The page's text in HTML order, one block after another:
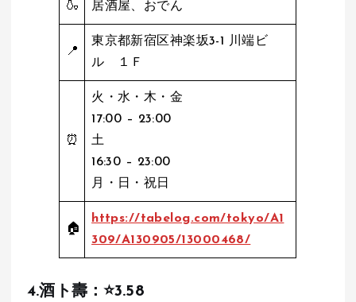
🍶 居酒屋、おでん
📍
東京都新宿区神楽坂3-1 川端ビ
ル １Ｆ
⏰
火・水・木・金
17:00 – 23:00
土
16:30 – 23:00
月・日・祝日
🏠
https://tabelog.com/tokyo/A1
309/A130905/13000468/
4.酒ト壽：⭐️3.58